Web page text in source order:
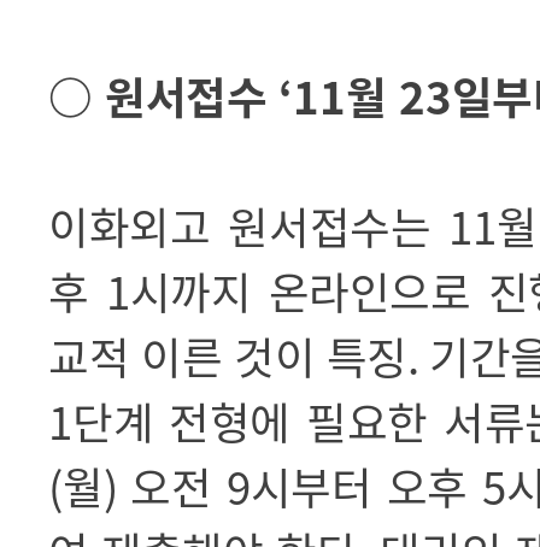
○ 원서접수 ‘11월 23일
이화외고 원서접수는 11
후 1시까지 온라인으로
교적 이른 것이 특징. 기간
1단계 전형에 필요한 서
(월) 오전 9시부터 오후 5